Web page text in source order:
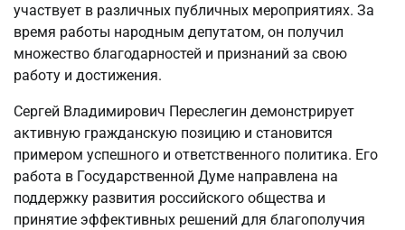
участвует в различных публичных мероприятиях. За
время работы народным депутатом, он получил
множество благодарностей и признаний за свою
работу и достижения.
Сергей Владимирович Переслегин демонстрирует
активную гражданскую позицию и становится
примером успешного и ответственного политика. Его
работа в Государственной Думе направлена на
поддержку развития российского общества и
принятие эффективных решений для благополучия